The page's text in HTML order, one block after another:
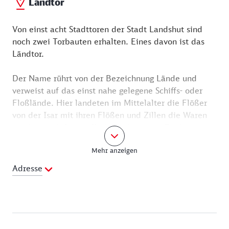
Von einst acht Stadttoren der Stadt Landshut sind
noch zwei Torbauten erhalten. Eines davon ist das
Ländtor.
Der Name rührt von der Bezeichnung Lände und
verweist auf das einst nahe gelegene Schiffs- oder
Floßlände. Hier landeten im Mittelalter die Flößer
von der Isar mit ihren Flößen und Zillen die Waren
an. An der Anlegestelle herrschte reges Treiben.
Die Wege über Land waren damals unbefestigt und
je nach Witterung nur mühsam mit Fuhrwerken zu
befahren. Der Transport auf den Flüssen war
Landwegen lauerten.
Mehr anzeigen
Adresse